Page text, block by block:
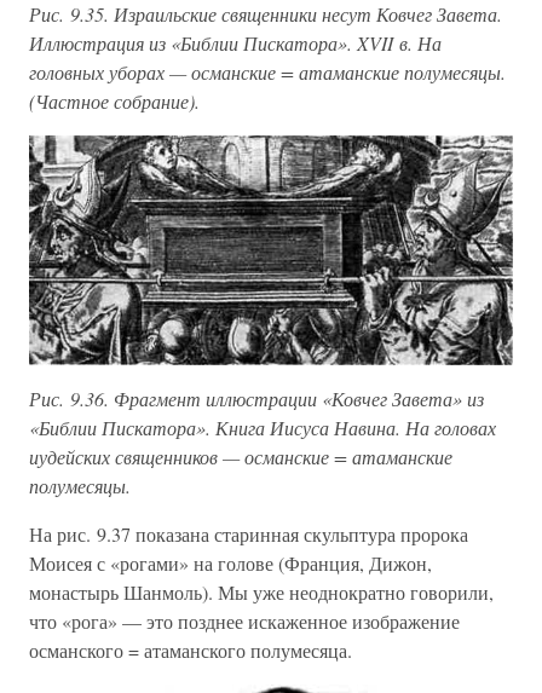
Рис. 9.35. Израильские священники несут Ковчег Завета.
Иллюстрация из «Библии Пискатора». XVII в. На
головных уборах — османские = атаманские полумесяцы.
(Частное собрание).
Рис. 9.36. Фрагмент иллюстрации «Ковчег Завета» из
«Библии Пискатора». Книга Иисуса Навина. На головах
иудейских священников — османские = атаманские
полумесяцы.
На рис. 9.37 показана старинная скульптура пророка
Моисея с «рогами» на голове (Франция, Дижон,
монастырь Шанмоль). Мы уже неоднократно говорили,
что «рога» — это позднее искаженное изображение
османского = атаманского полумесяца.